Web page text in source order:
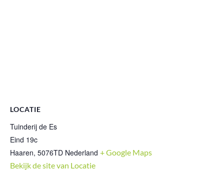
LOCATIE
Tuinderij de Es
Eind 19c
Haaren, 5076TD Nederland + Google Maps
Bekijk de site van Locatie